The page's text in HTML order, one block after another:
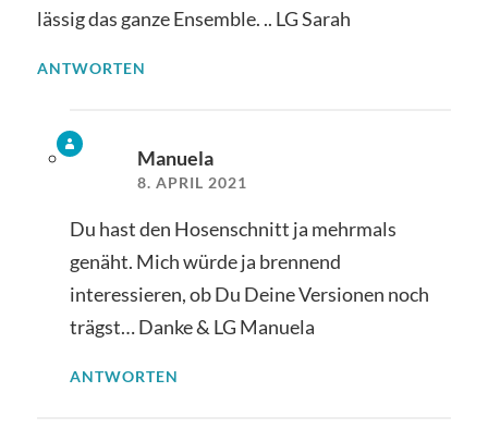
lässig das ganze Ensemble. .. LG Sarah
ANTWORTEN
Manuela
8. APRIL 2021
Du hast den Hosenschnitt ja mehrmals
genäht. Mich würde ja brennend
interessieren, ob Du Deine Versionen noch
trägst… Danke & LG Manuela
ANTWORTEN